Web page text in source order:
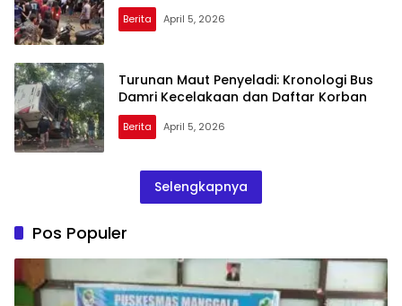
Berita April 5, 2026
Turunan Maut Penyeladi: Kronologi Bus
Damri Kecelakaan dan Daftar Korban
Berita April 5, 2026
Selengkapnya
Pos Populer